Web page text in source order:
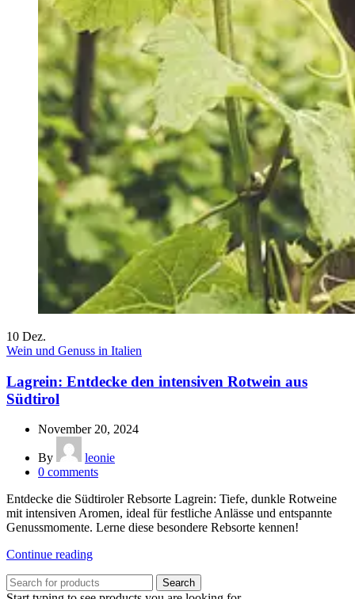
10 Dez.
Wein und Genuss in Italien
Lagrein: Entdecke den intensiven Rotwein aus
Südtirol
November 20, 2024
By
leonie
0 comments
Entdecke die Südtiroler Rebsorte Lagrein: Tiefe, dunkle Rotweine
mit intensiven Aromen, ideal für festliche Anlässe und entspannte
Genussmomente. Lerne diese besondere Rebsorte kennen!
Continue reading
Search